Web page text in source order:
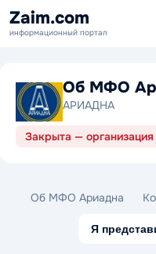
Zaim.com
информационный портал
Об МФО
АРИАДНА
Закрыта —
Об МФО Ариадна
Я